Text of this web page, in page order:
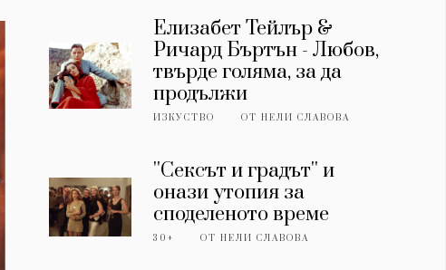
Елизабет Тейлър &
Ричард Бъртън - Любов,
твърде голяма, за да
продължи
ИЗКУСТВО ОТНЕЛИ СЛАВОВА
''Сексът и градът'' и
онази утопия за
споделеното време
30+ ОТНЕЛИ СЛАВОВА